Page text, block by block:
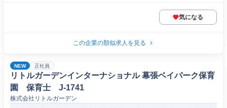
気になる
この企業の類似求人を見る
NEW 正社員
リトルガーデンインターナショナル 幕張ベイパーク保育
園 保育士 J-1741
株式会社リトルガーデン